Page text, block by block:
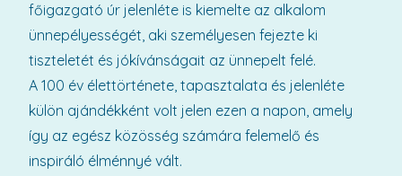
főigazgató úr jelenléte is kiemelte az alkalom
ünnepélyességét, aki személyesen fejezte ki
tiszteletét és jókívánságait az ünnepelt felé.
A 100 év élettörténete, tapasztalata és jelenléte
külön ajándékként volt jelen ezen a napon, amely
így az egész közösség számára felemelő és
inspiráló élménnyé vált.